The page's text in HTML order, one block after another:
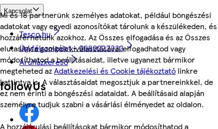
Mi és 18 partnerünk személyes adatokat, például böngészési
adatokat vagy egyedi azonosítókat tárolunk a készülékeden, és
hozzáférhetünk azokhoz. Az Összes elfogadása és az Összes
elutasítása gombok kiválasztásával elfogadhatod vagy
módosíthatod a beállításaidat, illetve ugyanezt bármikor
megteheted azAdatkezelési és Cookie tájékoztató linkre
kattintva is. A választásaidat megosztjuk a partnereinkkel, de
ez nem érinti a böngészési adataidat. A beállításaid alapján
személyre tudjuk szabni a vásárlási élményedet az oldalon.
A hozzájárulási beállításokat bármikor módosíthatod a
Kapcsolat
Tesco.hu
Ügyfélszolgálat - 0680222333
Áruházkereső
followUs